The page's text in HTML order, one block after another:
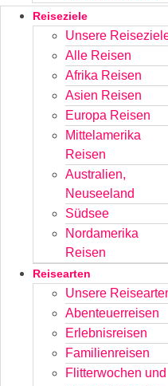
Reiseziele
Unsere
Alle Reisen
Afrika Reisen
Asien Reisen
Europa Reisen
Mittelamerika
Reisen
Australien,
Neuseeland
Südsee
Nordamerika
Reisen
Reisearten
Unsere
Abenteuerreisen
Erlebnisreisen
Familienreisen
Flitterwochen und